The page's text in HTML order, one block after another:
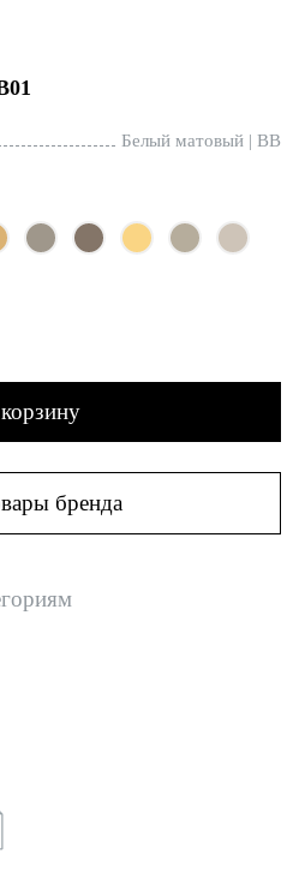
Белый матовый | BB
бренда